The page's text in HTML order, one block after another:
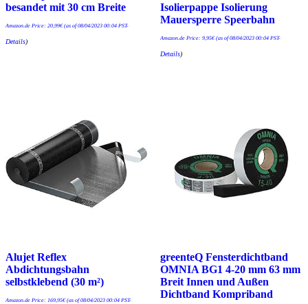
besandet mit 30 cm Breite
Amazon.de Price: 20,99€(as of 08/04/2023 00:04 PST-
Details)
Isolierpappe Isolierung
Mauersperre Speerbahn
Amazon.de Price: 9,95€(as of 08/04/2023 00:04 PST-
Details)
Alujet Reflex
Abdichtungsbahn
selbstklebend (30 m²)
Amazon.de Price: 169,95€(as of 08/04/2023 00:04 PST-
greenteQ Fensterdichtband
OMNIA BG1 4-20 mm 63 mm
Breit Innen und Außen
Dichtband Kompriband